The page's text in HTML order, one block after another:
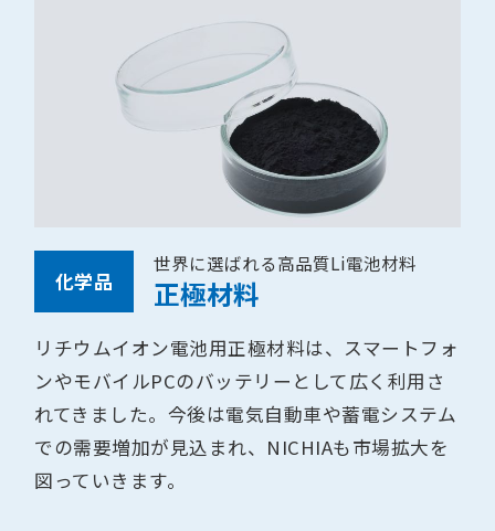
化学品
世界に選ばれる高品質Li電池材料
正極材料
リチウムイオン電池用正極材料は、スマートフォ
ンやモバイルPCのバッテリーとして広く利用さ
れてきました。今後は電気自動車や蓄電システム
での需要増加が見込まれ、NICHIAも市場拡大を
図っていきます。